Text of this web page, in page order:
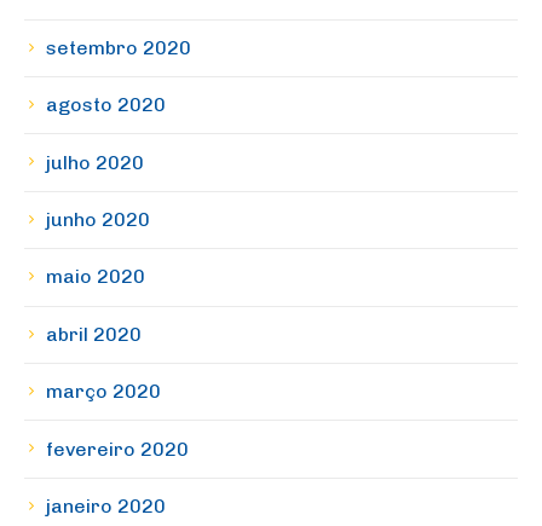
setembro 2020
agosto 2020
julho 2020
junho 2020
maio 2020
abril 2020
março 2020
fevereiro 2020
janeiro 2020